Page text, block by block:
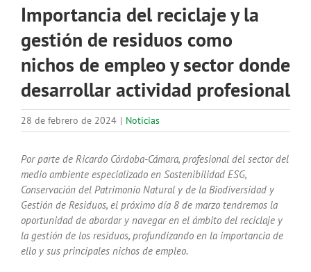
Importancia del reciclaje y la
gestión de residuos como
nichos de empleo y sector donde
desarrollar actividad profesional
28 de febrero de 2024 | Noticias
Por parte de Ricardo Córdoba-Cámara, profesional del sector del
medio ambiente especializado en Sostenibilidad ESG,
Conservación del Patrimonio Natural y de la Biodiversidad y
Gestión de Residuos, el próximo día 8 de marzo tendremos la
oportunidad de abordar y navegar en el ámbito del reciclaje y
la gestión de los residuos, profundizando en la importancia de
ello y sus principales nichos de empleo.